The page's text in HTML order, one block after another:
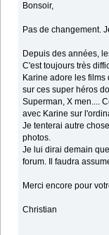
Bonsoir,
Pas de changement.
Depuis des années,
C'est toujours très
Karine adore les
sur ces super héros
Superman, X men....
avec Karine sur
Je tenterai autre
photos.
Je lui dirai demain
forum. Il faudra
Merci encore pour
Christian